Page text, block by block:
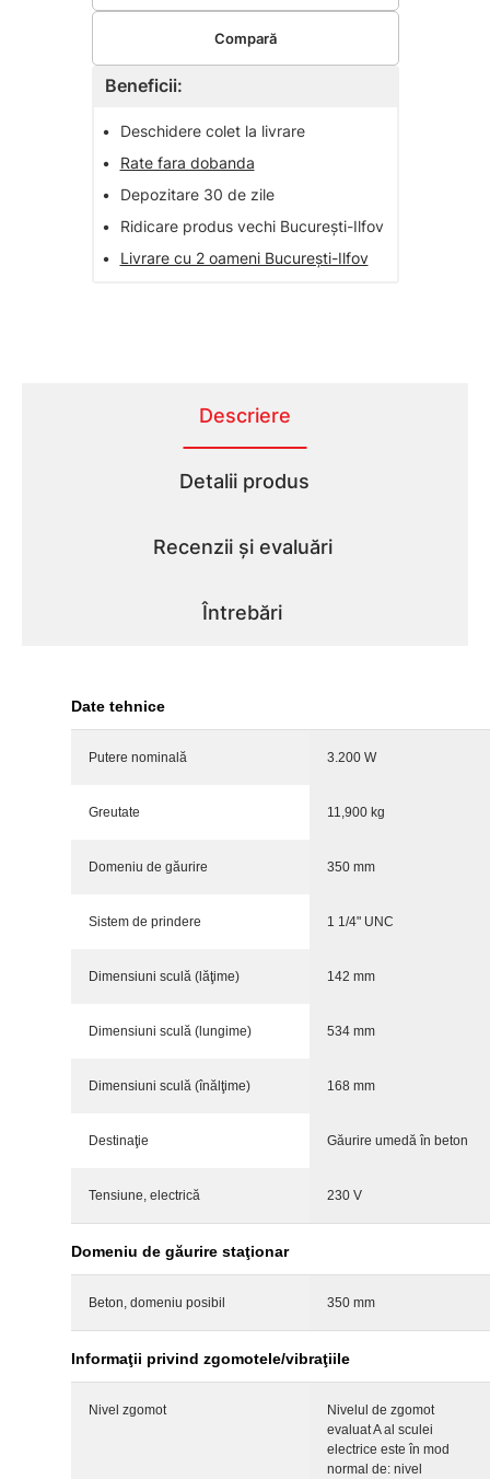
Beneficii:
•
Deschidere colet la livrare
•
Rate fara dobanda
•
Depozitare 30 de zile
•
Ridicare produs vechi București-Ilfov
•
Livrare cu 2 oameni București-Ilfov
Compară
Descriere
Detalii produs
Recenzii și evaluări
Întrebări
Date tehnice
Putere nominală 3.200 W
Greutate 11,900 kg
Domeniu de găurire 350 mm
Sistem de prindere 1 1/4" UNC
Dimensiuni sculă (lăţime) 142 mm
Dimensiuni sculă (lungime) 534 mm
Dimensiuni sculă (înălţime) 168 mm
Destinaţie Găurire umedă în beton
Tensiune, electrică 230 V
Domeniu de găurire staţionar
Beton, domeniu posibil 350 mm
Informaţii privind zgomotele/vibraţiile
Nivel zgomot
Nivelul de zgomot
evaluat A al sculei
electrice este în mod
normal de: nivel